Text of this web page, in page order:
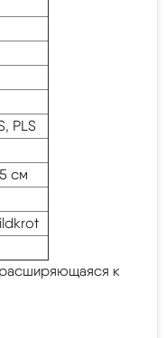
PLS
см
к